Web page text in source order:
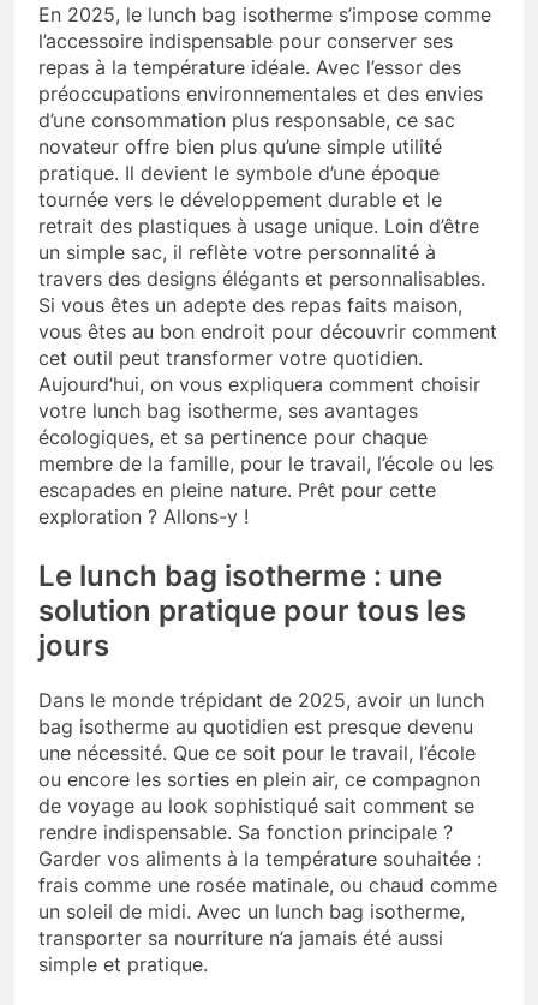
En 2025, le lunch bag isotherme s’impose comme
l’accessoire indispensable pour conserver ses
repas à la température idéale. Avec l’essor des
préoccupations environnementales et des envies
d’une consommation plus responsable, ce sac
novateur offre bien plus qu’une simple utilité
pratique. Il devient le symbole d’une époque
tournée vers le développement durable et le
retrait des plastiques à usage unique. Loin d’être
un simple sac, il reflète votre personnalité à
travers des designs élégants et personnalisables.
Si vous êtes un adepte des repas faits maison,
vous êtes au bon endroit pour découvrir comment
cet outil peut transformer votre quotidien.
Aujourd’hui, on vous expliquera comment choisir
votre lunch bag isotherme, ses avantages
écologiques, et sa pertinence pour chaque
membre de la famille, pour le travail, l’école ou les
escapades en pleine nature. Prêt pour cette
exploration ? Allons-y !
Le lunch bag isotherme : une
solution pratique pour tous les
jours
Dans le monde trépidant de 2025, avoir un lunch
bag isotherme au quotidien est presque devenu
une nécessité. Que ce soit pour le travail, l’école
ou encore les sorties en plein air, ce compagnon
de voyage au look sophistiqué sait comment se
rendre indispensable. Sa fonction principale ?
Garder vos aliments à la température souhaitée :
frais comme une rosée matinale, ou chaud comme
un soleil de midi. Avec un lunch bag isotherme,
transporter sa nourriture n’a jamais été aussi
simple et pratique.